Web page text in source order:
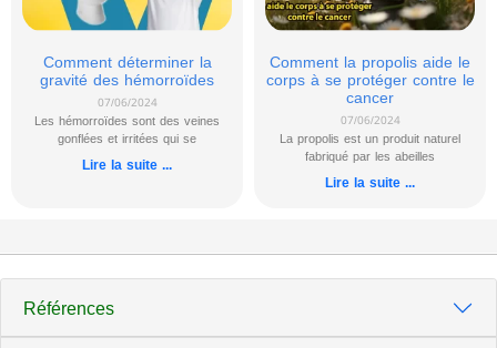
Comment déterminer la
gravité des hémorroïdes
07/06/2024
Les hémorroïdes sont des veines
gonflées et irritées qui se
Lire la suite ...
Comment la propolis aide le
corps à se protéger contre le
cancer
07/06/2024
La propolis est un produit naturel
fabriqué par les abeilles
Lire la suite ...
Références